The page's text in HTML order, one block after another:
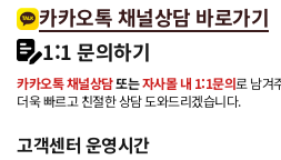
카카오톡 채널상담 바로가기
1:1 문의하기
카카오톡 채널상담또는자사몰 내 1:1문의로 남겨
더욱 빠르고 친절한 상담 도와드리겠습니다.
고객센터 운영시간